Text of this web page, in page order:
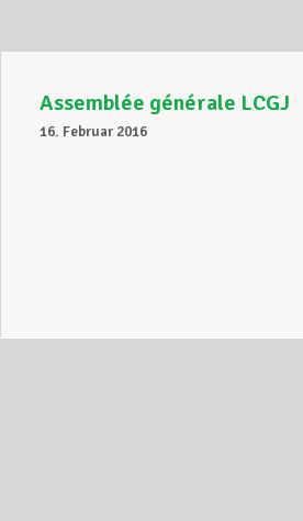
Assemblée générale LCGJ
16. Februar 2016